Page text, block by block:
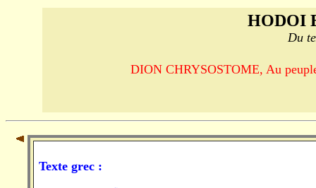
HODOI
Du
DION CHRYSOSTOME, Au
Texte grec :